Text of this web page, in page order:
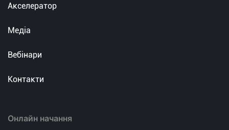
Акселератор
Медіа
Вебінари
Контакти
Онлайн начання